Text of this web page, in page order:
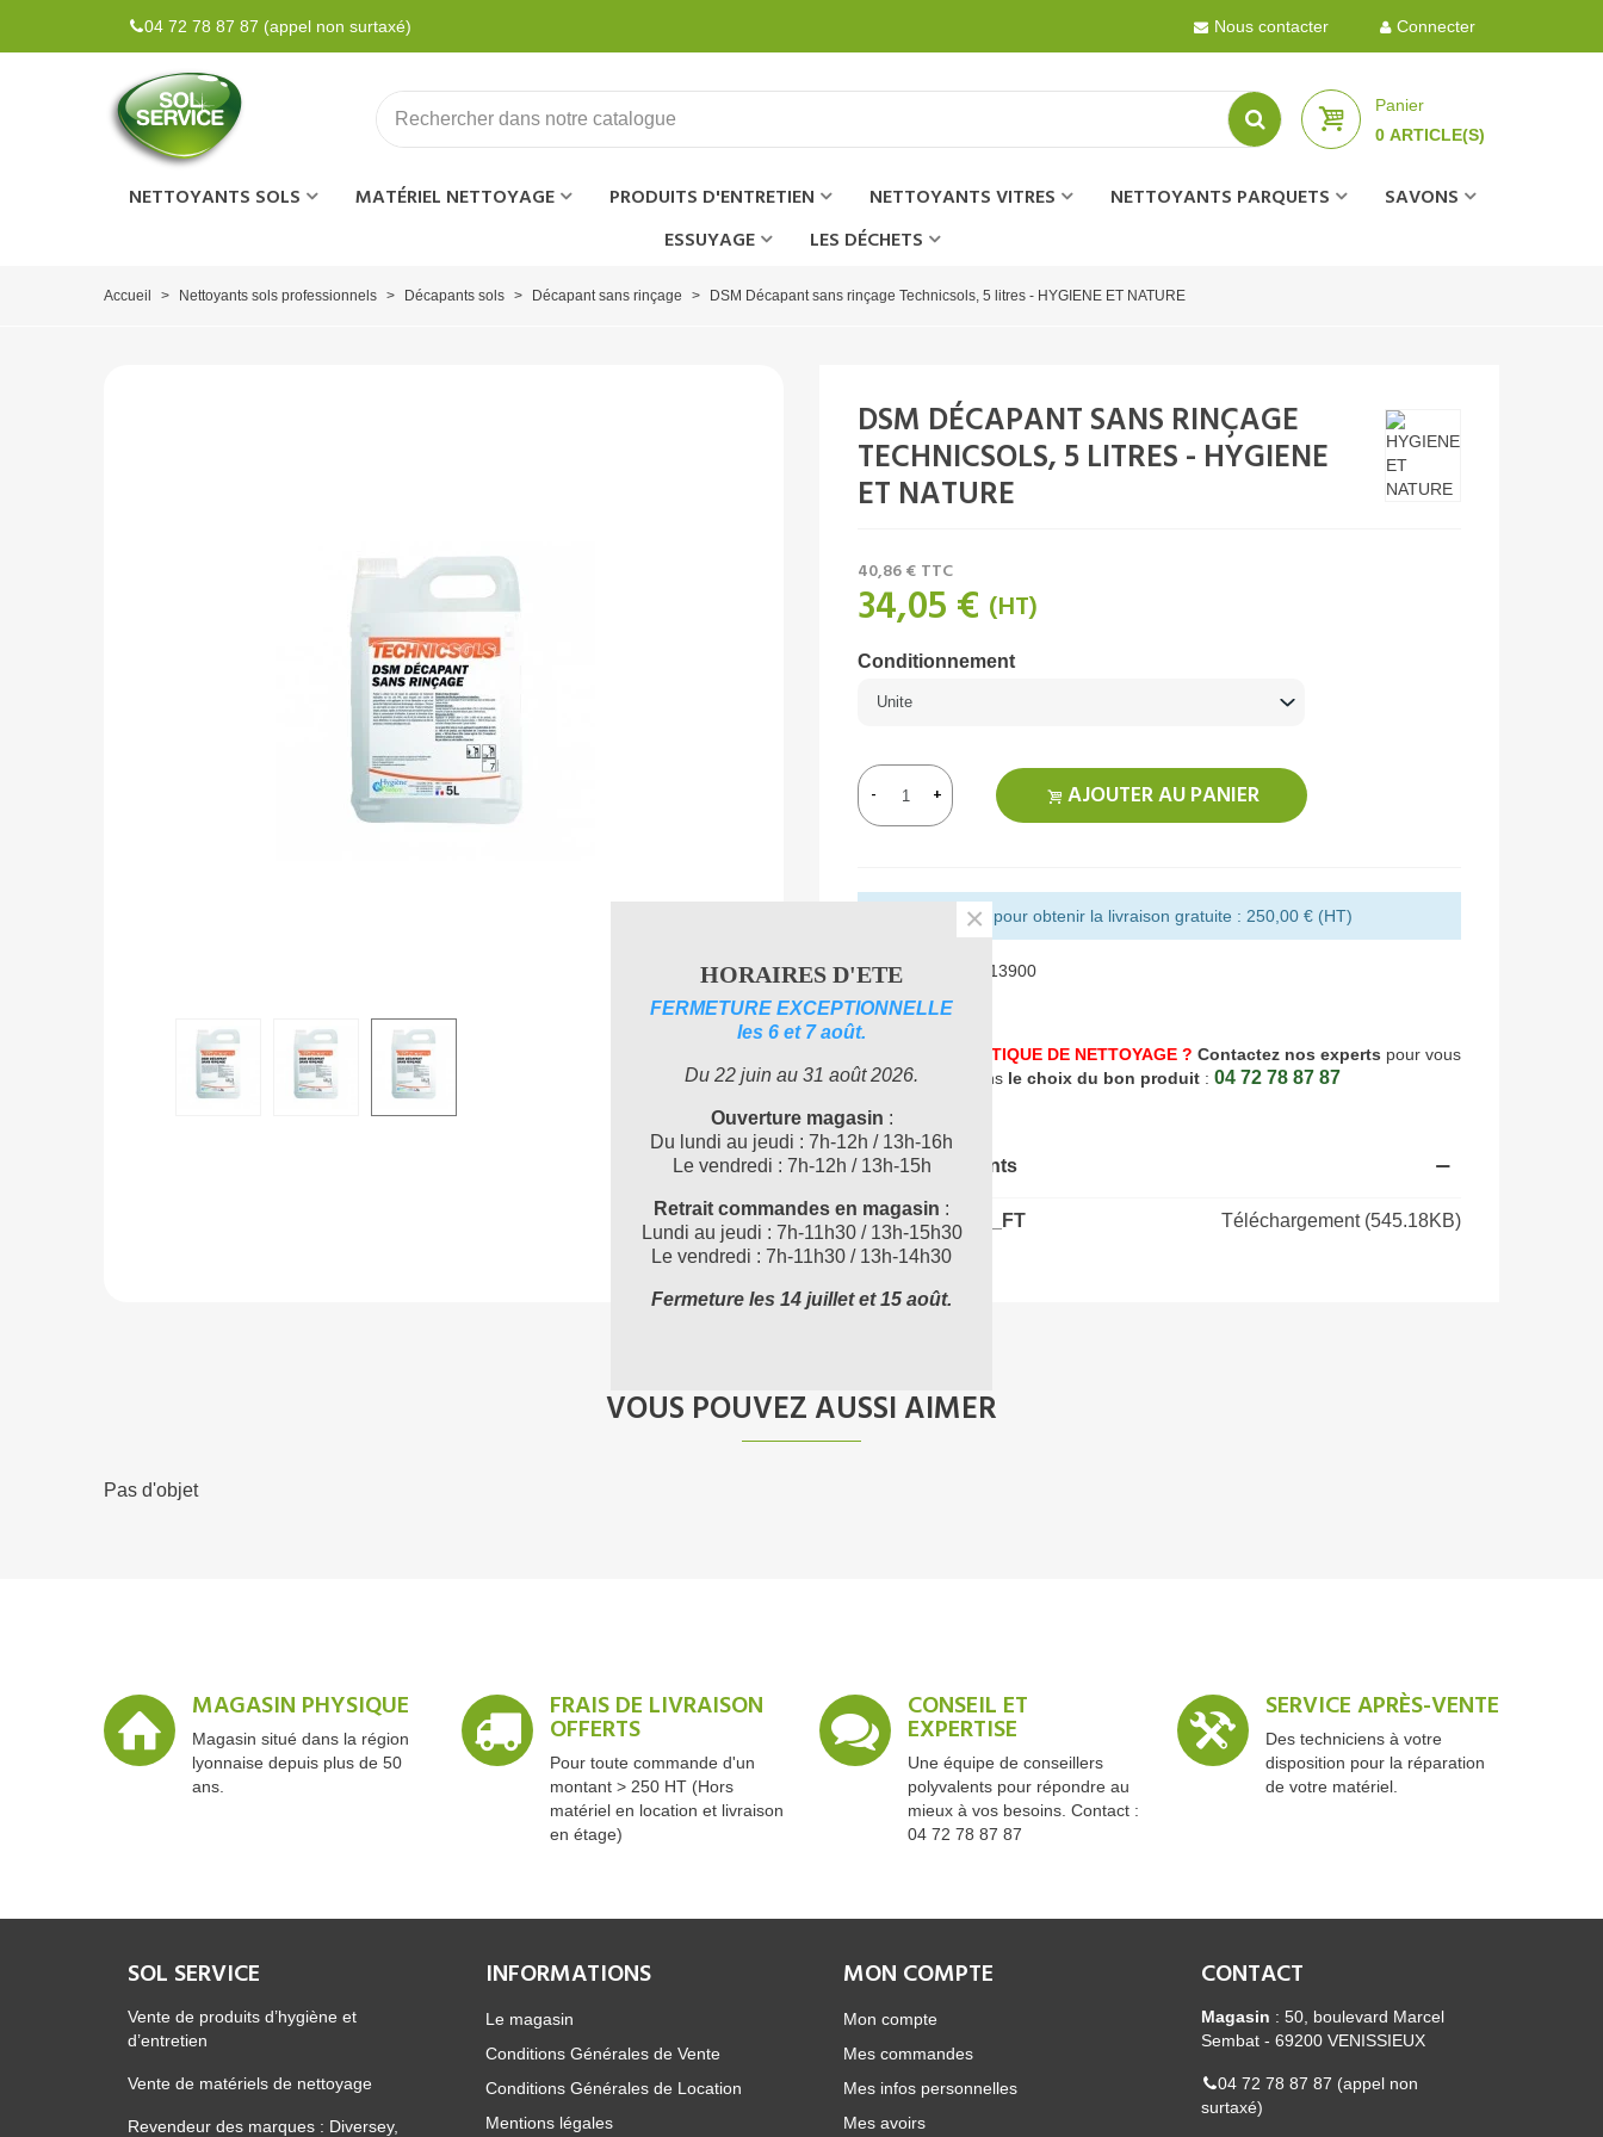
04 72 78 87 87 (appel non surtaxé) Nous contacter Connecter
Panier
0 ARTICLE(S)
NETTOYANTS SOLS MATÉRIEL NETTOYAGE PRODUITS D'ENTRETIEN NETTOYANTS VITRES NETTOYANTS PARQUETS
SAVONS
ESSUYAGE
LES DÉCHETS
Accueil > Nettoyants sols professionnels > Décapants sols > Décapant sans rinçage > DSM Décapant sans rinçage Technicsols, 5 litres - HYGIENE ET NATURE
DSM DÉCAPANT SANS RINÇAGE
TECHNICSOLS, 5 LITRES - HYGIENE
ET NATURE
40,86 € TTC
34,05 € (HT)
Conditionnement
- + AJOUTER AU PANIER
Montant restant pour obtenir la livraison gratuite : 250,00 € (HT)
Référence: NET013900
Aimer 0
UNE PROBLEMATIQUE DE NETTOYAGE ? Contactez nos experts pour vous
accompagner dans le choix du bon produit : 04 72 78 87 87
Documents joints
NET013900_FT Téléchargement (545.18KB)
VOUS POUVEZ AUSSI AIMER
Pas d'objet
MAGASIN PHYSIQUE
Magasin situé dans la région
lyonnaise depuis plus de 50
ans.
FRAIS DE LIVRAISON
OFFERTS
Pour toute commande d'un
montant > 250 HT (Hors
matériel en location et livraison
en étage)
CONSEIL ET
EXPERTISE
Une équipe de conseillers
polyvalents pour répondre au
mieux à vos besoins. Contact :
04 72 78 87 87
SERVICE APRÈS-VENTE
Des techniciens à votre
disposition pour la réparation
de votre matériel.
INFORMATIONS
Le magasin
Conditions Générales de Vente
Conditions Générales de Location
Mentions légales
MON COMPTE
Mon compte
Mes commandes
Mes infos personnelles
Mes avoirs
SOL SERVICE
Vente de produits d’hygiène et
d’entretien
Vente de matériels de nettoyage
Revendeur des marques : Diversey,
CONTACT
Magasin : 50, boulevard Marcel
Sembat - 69200 VENISSIEUX
04 72 78 87 87 (appel non
surtaxé)
HORAIRES D'ETE
FERMETURE EXCEPTIONNELLE
les 6 et 7 août.
Du 22 juin au 31 août 2026.
Ouverture magasin :
Du lundi au jeudi : 7h-12h / 13h-16h
Le vendredi : 7h-12h / 13h-15h
Retrait commandes en magasin :
Lundi au jeudi : 7h-11h30 / 13h-15h30
Le vendredi : 7h-11h30 / 13h-14h30
Fermeture les 14 juillet et 15 août.
×